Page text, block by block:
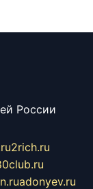
России
2rich.ru
adonyev.ru